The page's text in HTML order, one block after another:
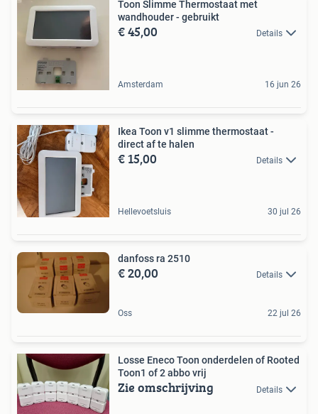
Toon Slimme Thermostaat met
wandhouder - gebruikt
€ 45,00 Details
Amsterdam 16 jun 26
Ikea Toon v1 slimme thermostaat -
direct af te halen
€ 15,00 Details
Hellevoetsluis 30 jul 26
danfoss ra 2510
€ 20,00 Details
Oss 22 jul 26
Losse Eneco Toon onderdelen of Rooted
Toon1 of 2 abbo vrij
Zie omschrijving Details